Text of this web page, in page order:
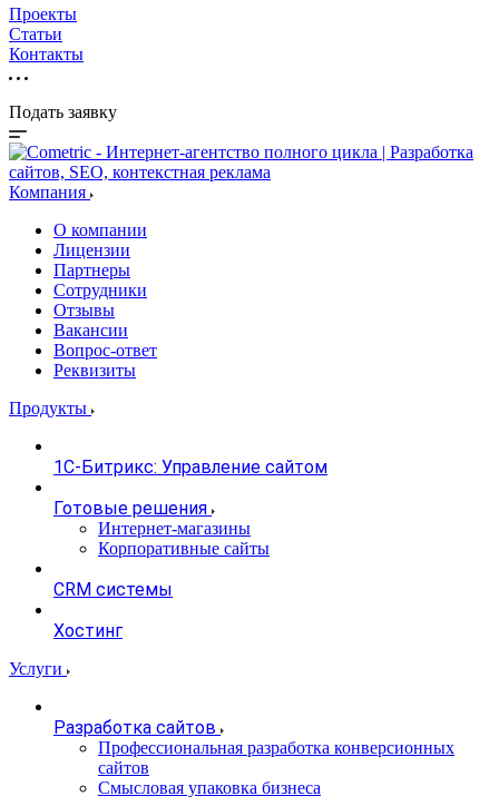
Проекты
Статьи
Контакты
Подать заявку
Компания
О компании
Лицензии
Партнеры
Сотрудники
Отзывы
Вакансии
Вопрос-ответ
Реквизиты
Продукты
1С-Битрикс: Управление сайтом
Готовые решения
Интернет-магазины
Корпоративные сайты
CRM системы
Хостинг
Услуги
Разработка сайтов
Профессиональная разработка конверсионных
сайтов
Смысловая упаковка бизнеса